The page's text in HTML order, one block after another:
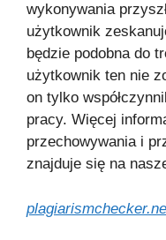
wykonywania
użytkownik
będzie podobna do
użytkownik ten nie
on tylko
pracy. Więcej
przechowywania i
znajduje się na